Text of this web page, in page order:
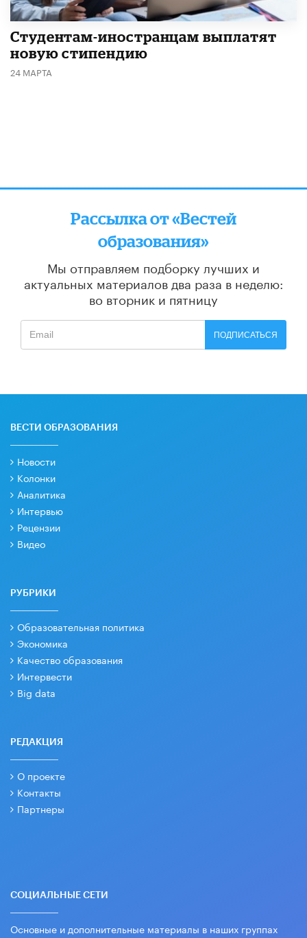
Студентам-иностранцам выплатят
новую стипендию
24 МАРТА
Рассылка от «Вестей
образования»
Мы отправляем подборку лучших и
актуальных материалов два раза в неделю:
во вторник и пятницу
ПОДПИСАТЬСЯ
ВЕСТИ ОБРАЗОВАНИЯ
Новости
Колонки
Аналитика
Интервью
Рецензии
Видео
РУБРИКИ
Образовательная политика
Экономика
Качество образования
Интервести
Big data
РЕДАКЦИЯ
О проекте
Контакты
Партнеры
СОЦИАЛЬНЫЕ СЕТИ
Основные и дополнительные материалы в наших группах